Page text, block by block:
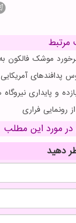
مرتبط
موشک فالکون
پدافندهای آمریکایی
و پایداری
رونمایی فراری
در مورد این مطلب
دهید